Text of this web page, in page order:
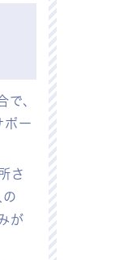
で、
ポー
さ
が